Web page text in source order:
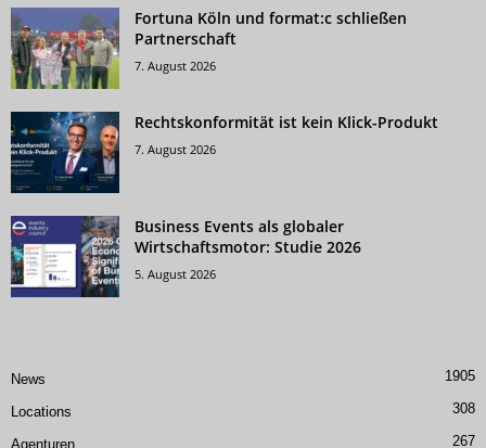
Fortuna Köln und format:c schließen
Partnerschaft
7. August 2026
Rechtskonformität ist kein Klick-Produkt
7. August 2026
Business Events als globaler
Wirtschaftsmotor: Studie 2026
5. August 2026
News 1905
Locations 308
Agenturen 267